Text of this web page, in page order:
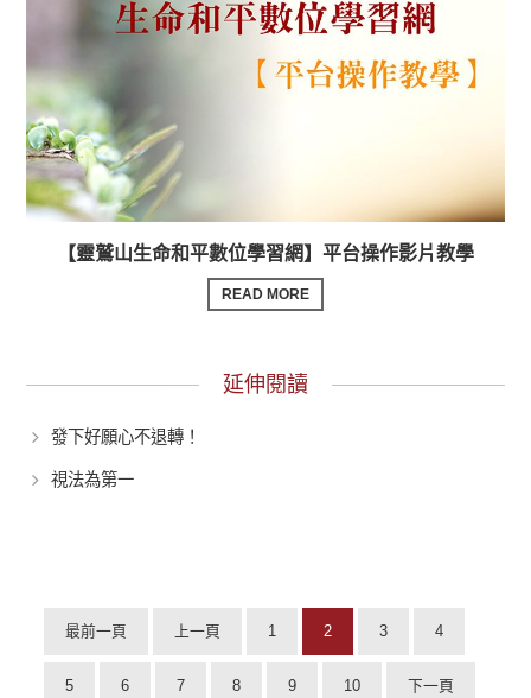
【靈鷲山生命和平數位學習網】平台操作影片教學
READ MORE
延伸閱讀
發下好願心不退轉！
視法為第一
最前一頁 上一頁 1 2 3 4
5 6 7 8 9 10 下一頁